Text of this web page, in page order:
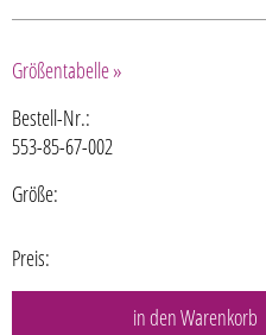
Größentabelle »
Bestell-Nr.:
553-85-67-002
Größe:
Preis: